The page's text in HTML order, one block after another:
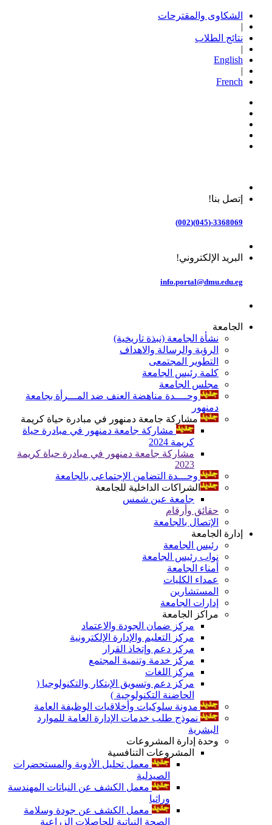
الشكاوى والمقترحات
|
نتائج الطلاب
|
English
|
French
إتصل بنا!
3368069-(045)(002)
البريد الإلكتروني!
info.portal@dmu.edu.eg
الجامعة
نشأة الجامعة (نبذة تاريخية)
الرؤية والرسالة والاهداف
التطوير المجتمعى
كلمة رئيس الجامعة
مجلس الجامعة
وحــــدة مناهضة العنف ضد المـــرأة بجامعة
دمنهور
مشاركة جامعة دمنهور في مبادرة حياة كريمة
مشاركة جامعة دمنهور في مبادرة حياة
كريمة 2024
مشاركة جامعة دمنهور في مبادرة حياة كريمة
2023
وحـــدة التضامن الإجتماعى بالجامعة
الشراكات الداخلية للجامعة
جامعة عين شمس
حقائق وأرقام
الإتصال بالجامعة
إدارة الجامعة
رئيس الجامعة
نواب رئيس الجامعة
أمناء الجامعة
عمداء الكليات
المستشارين
إدارات الجامعة
مراكز الجامعة
مركز ضمان الجودة والاعتماد
مركز التعليم والإدارة الإلكترونية
مركز دعم وإتخاذ القرار
مركز خدمة وتنمية المجتمع
مركز اللغات
مركز دعم وتسويق الإبتكار والتكنولوجيا (
الحاضنة التكنولوجية )
مدونة سلوكيات وأخلاقيات الوظيفة العامة
نموذج طلب خدمات الإدارة العامة للموارد
البشرية
وحدة إدارة المشروعات
المشروعات التنافسية
معمل تحليل الأدوية والمستحضرات
الصيدلية
معمل الكشف عن النباتات المهندسة
وراثيا
معمل الكشف عن جودة وسلامة
الصحة النباتية للحاصلات الزراعية